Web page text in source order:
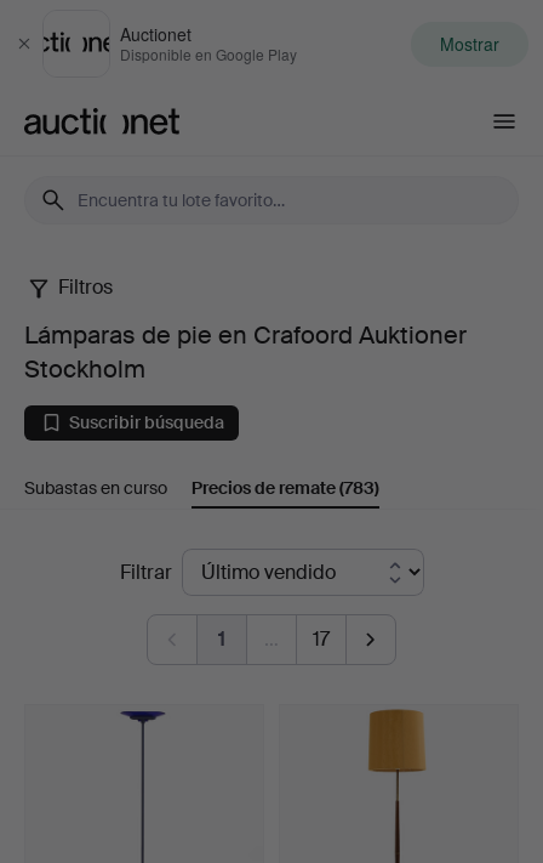
Cerrar
Auctionet
Disponible en Google Play Mostrar
Lámparas
de
pie
en
Auktioner
Stockholm
Filtros
Lámparas de pie en Crafoord Auktioner
Stockholm
Suscribir búsqueda
Subastas en curso Precios de remate(783)
Filtrar
1 … 17